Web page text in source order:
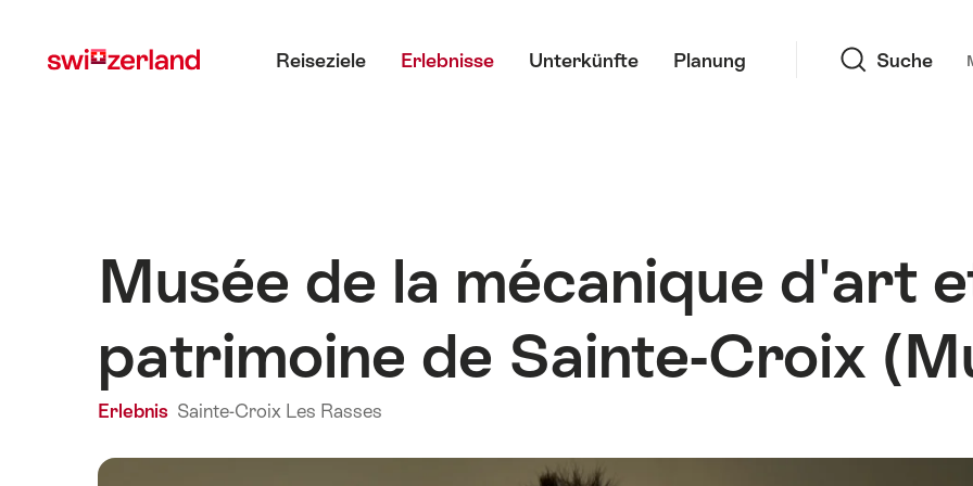
myswitzerland.com
Reiseziele Erlebnisse Unterkünfte Planung Suche
Musée de la mécanique d'art
patrimoine de Sainte-Croix
Erlebnis Sainte-Croix Les Rasses